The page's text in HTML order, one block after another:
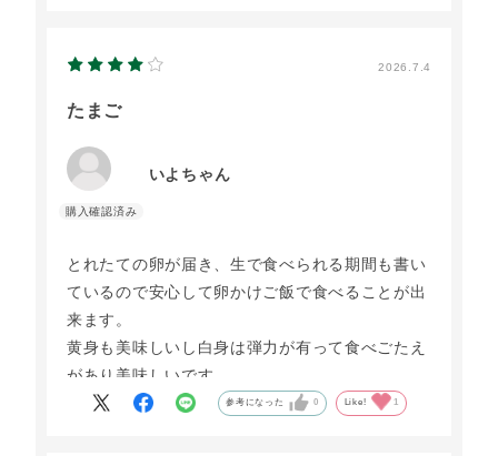
2026.7.4
たまご
いよちゃん
とれたての卵が届き、生で食べられる期間も書い
ているので安心して卵かけご飯で食べることが出
来ます。
黄身も美味しいし白身は弾力が有って食べごたえ
があり美味しいです。
担当の方のお手紙もあり卵への思いを感じます。
参考になった 0 Like! 1